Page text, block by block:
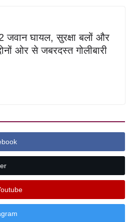
जवान घायल, सुरक्षा बलों और
ओर से जबरदस्त गोलीबारी